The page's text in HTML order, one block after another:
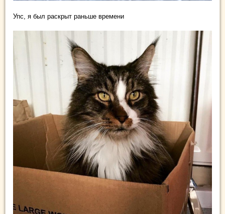
Упс, я был раскрыт раньше времени